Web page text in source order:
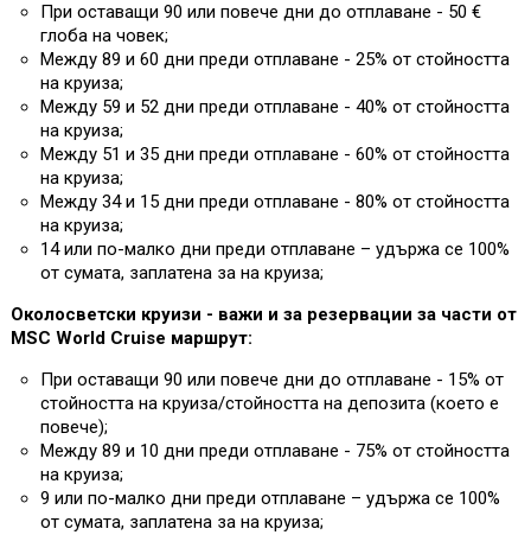
При оставащи 90 или повече дни до отплаване - 50 €
глоба на човек;
Между 89 и 60 дни преди отплаване - 25% от стойността
на круиза;
Между 59 и 52 дни преди отплаване - 40% от стойността
на круиза;
Между 51 и 35 дни преди отплаване - 60% от стойността
на круиза;
Между 34 и 15 дни преди отплаване - 80% от стойността
на круиза;
14 или по-малко дни преди отплаване – удържа се 100%
от сумата, заплатена за на круиза;
Околосветски круизи - важи и за резервации за части от
MSC World Cruise маршрут:
При оставащи 90 или повече дни до отплаване - 15% от
стойността на круиза/стойността на депозита (което е
повече);
Между 89 и 10 дни преди отплаване - 75% от стойността
на круиза;
9 или по-малко дни преди отплаване – удържа се 100%
от сумата, заплатена за на круиза;